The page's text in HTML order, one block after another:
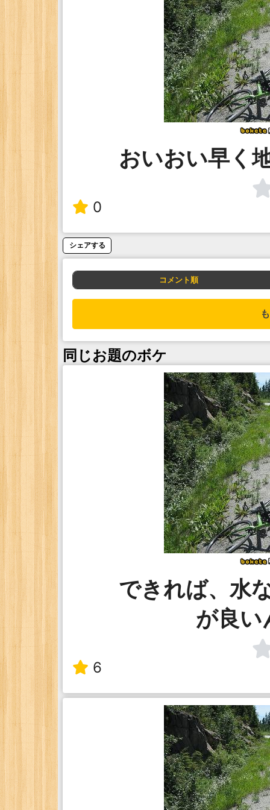
おいおい早く
0
シェアする
コメント順
同じお題のボケ
できれば、水
が良い
6